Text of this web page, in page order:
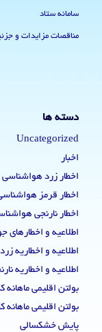
سامانه ستاد
مناقصات مزایدات و
دسته ها
Uncategorized
اخبار
اخطار زرد هواشناسی
اخطار قرمز
اخطار نارنجی
اطلاعیه و اخطارهای
اطلاعیه و اخطاریه
اطلاعیه و اخطاریه
بولتن اقلیمی
بولتن اقلیمی
پایش خشکسالی